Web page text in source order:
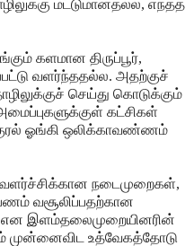
மட்டுமானதல்ல, எந்தத்
களமான திருப்பூர்,
வளர்ந்ததல்ல. அதற்குச்
செய்து கொடுக்கும்
கட்சிகள்
ஓங்கி ஒலிக்காவண்ணம்
நடைமுறைகள்,
பணம் வசூலிப்பதற்கான
என இளம்தலைமுறையினரின்
முன்னைவிட உத்வேகத்தோடு